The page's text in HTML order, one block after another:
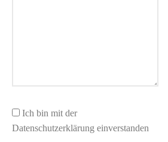
Ich bin mit der
Datenschutzerklärung einverstanden